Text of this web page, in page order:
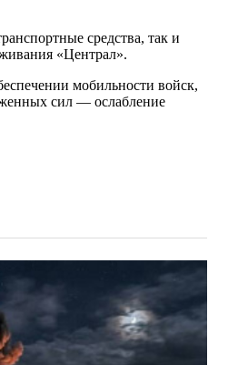
средства, так и
«Централ».
мобильности войск,
сил — ослабление